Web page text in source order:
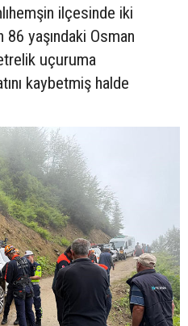
ilçesinde iki
86 yaşındaki Osman
uçuruma
kaybetmiş halde